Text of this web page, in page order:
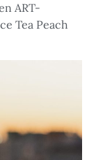
ART-
Tea Peach